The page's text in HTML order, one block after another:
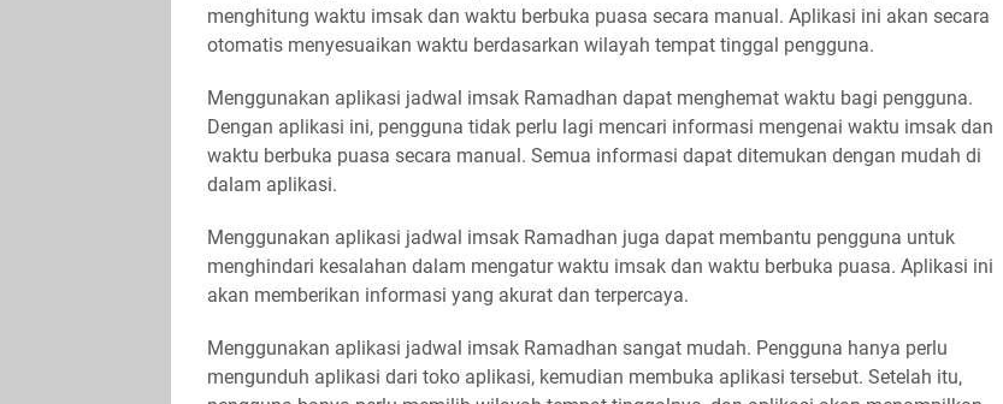
menghitung waktu imsak dan waktu berbuka puasa secara manual. Aplikasi ini akan secara
otomatis menyesuaikan waktu berdasarkan wilayah tempat tinggal pengguna.
Menggunakan aplikasi jadwal imsak Ramadhan dapat menghemat waktu bagi pengguna.
Dengan aplikasi ini, pengguna tidak perlu lagi mencari informasi mengenai waktu imsak dan
waktu berbuka puasa secara manual. Semua informasi dapat ditemukan dengan mudah di
dalam aplikasi.
Menggunakan aplikasi jadwal imsak Ramadhan juga dapat membantu pengguna untuk
menghindari kesalahan dalam mengatur waktu imsak dan waktu berbuka puasa. Aplikasi ini
akan memberikan informasi yang akurat dan terpercaya.
Menggunakan aplikasi jadwal imsak Ramadhan sangat mudah. Pengguna hanya perlu
mengunduh aplikasi dari toko aplikasi, kemudian membuka aplikasi tersebut. Setelah itu,